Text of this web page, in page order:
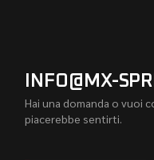
INFO@MX-
Hai una domanda o vuoi
piacerebbe sentirti.